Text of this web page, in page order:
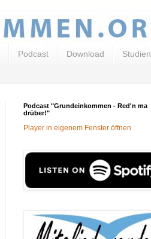
Podcast Download Studien
Podcast "Grundeinkommen - Red'n ma
drüber!"
Player in eigenem Fenster öffnen